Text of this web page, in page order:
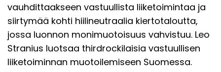
vauhdittaakseen vastuullista liiketoimintaa ja
siirtymää kohti hiilineutraalia kiertotaloutta,
jossa luonnon monimuotoisuus vahvistuu. Leo
Stranius luotsaa thirdrockilaisia vastuullisen
liiketoiminnan muotoilemiseen Suomessa.